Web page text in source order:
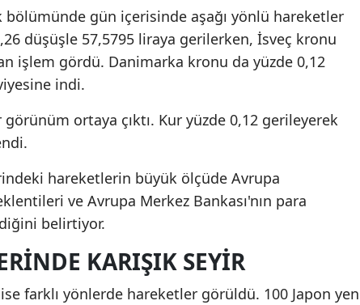
gün içerisinde aşağı yönlü hareketler
düşüşle 57,5795 liraya gerilerken, İsveç kronu
işlem gördü. Danimarka kronu da yüzde 0,12
indi.
ortaya çıktı. Kur yüzde 0,12 gerileyerek
hareketlerin büyük ölçüde Avrupa
ve Avrupa Merkez Bankası'nın para
belirtiyor.
KARIŞIK SEYIR
ise farklı yönlerde hareketler görüldü. 100 Japon